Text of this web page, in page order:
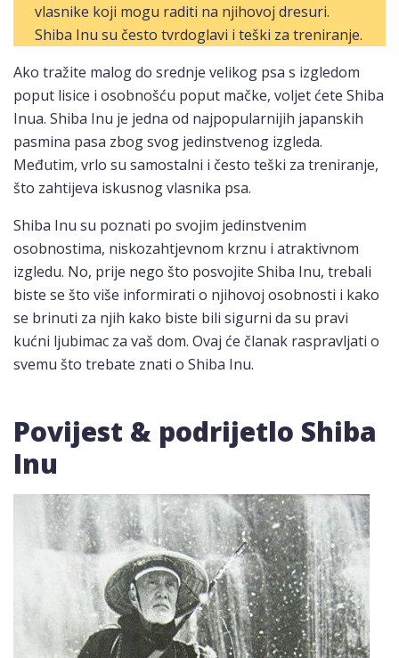
vlasnike koji mogu raditi na njihovoj dresuri.
Shiba Inu su često tvrdoglavi i teški za treniranje.
Ako tražite malog do srednje velikog psa s izgledom
poput lisice i osobnošću poput mačke, voljet ćete Shiba
Inua. Shiba Inu je jedna od najpopularnijih japanskih
pasmina pasa zbog svog jedinstvenog izgleda.
Međutim, vrlo su samostalni i često teški za treniranje,
što zahtijeva iskusnog vlasnika psa.
Shiba Inu su poznati po svojim jedinstvenim
osobnostima, niskozahtjevnom krznu i atraktivnom
izgledu. No, prije nego što posvojite Shiba Inu, trebali
biste se što više informirati o njihovoj osobnosti i kako
se brinuti za njih kako biste bili sigurni da su pravi
kućni ljubimac za vaš dom. Ovaj će članak raspravljati o
svemu što trebate znati o Shiba Inu.
Povijest & podrijetlo Shiba
Inu